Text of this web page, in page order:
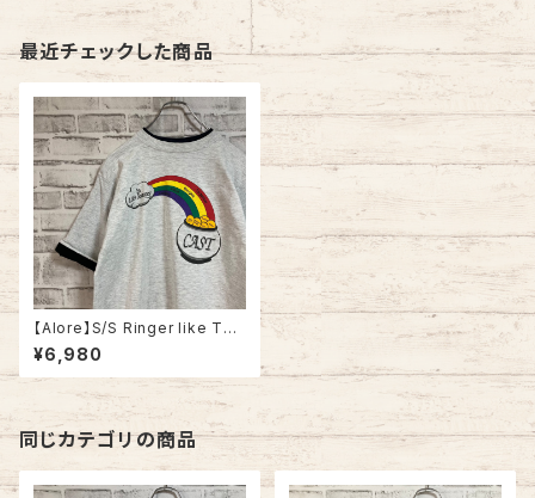
最近チェックした商品
【Alore】S/S Ringer like Tee
L 90s vintage リンガーライク
レイヤード Tシャツ ツートン ヴ
ィンテージ シングルステッチ ア
メリカ USA 古着
¥6,980
同じカテゴリの商品